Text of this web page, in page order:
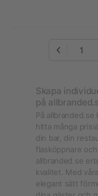
1
Skapa
på
På
hitta många
din bar, din
flasköppnare och
allbranded.se
kvalitet. Med
elegant sätt